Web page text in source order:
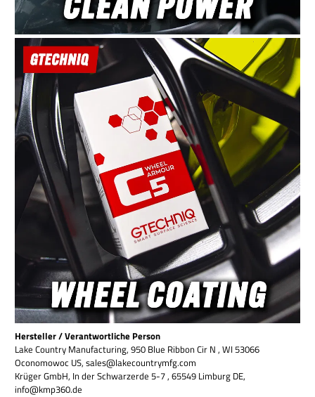
Hersteller / Verantwortliche Person
Lake Country Manufacturing, 950 Blue Ribbon Cir N , WI 53066
Oconomowoc US, sales@lakecountrymfg.com
Krüger GmbH, In der Schwarzerde 5-7 , 65549 Limburg DE,
info@kmp360.de